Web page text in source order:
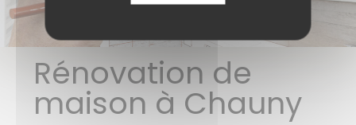
Rénovation de
maison à Chauny